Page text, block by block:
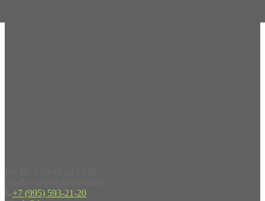
+7 (995) 593-21-20